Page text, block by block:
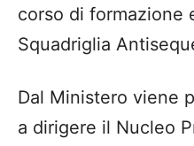
corso di formazione
Squadriglia
Dal Ministero viene
a dirigere il Nucleo